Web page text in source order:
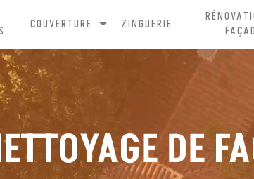
COUVERTURE ZINGUERIE
DE